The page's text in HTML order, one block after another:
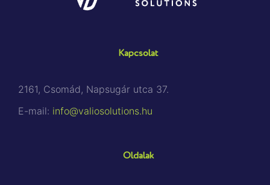
Kapcsolat
2161, Csomád, Napsugár utca 37.
E-mail: info@valiosolutions.hu
Oldalak